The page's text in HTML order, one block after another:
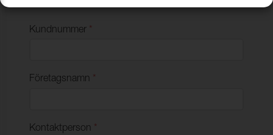
Kundnummer *
Företagsnamn *
Kontaktperson *